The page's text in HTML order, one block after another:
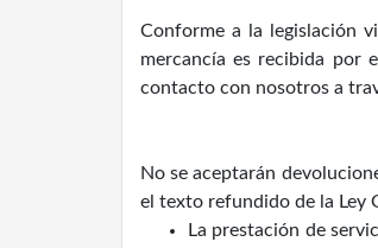
Conforme a la legislación
mercancía es recibida por
contacto con nosotros a
No se aceptarán
el texto refundido de la Ley
La prestación de